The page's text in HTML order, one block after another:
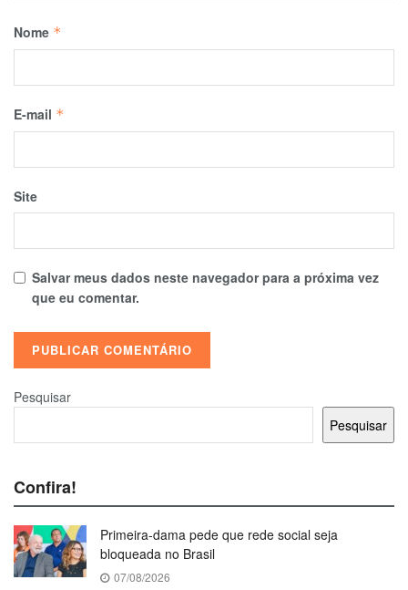
Nome *
E-mail *
Site
Salvar meus dados neste navegador para a próxima vez
que eu comentar.
Pesquisar
Pesquisar
Confira!
Primeira-dama pede que rede social seja
bloqueada no Brasil
07/08/2026